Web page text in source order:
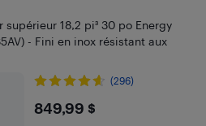
18,2 pi³ 30 po Energy
- Fini en inox résistant aux
(296)
$849.99
849,99 $